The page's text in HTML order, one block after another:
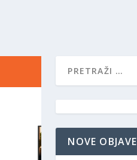
NOVE OBJAVE